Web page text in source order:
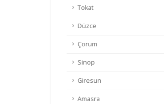
Tokat
Düzce
Çorum
Sinop
Giresun
Amasra